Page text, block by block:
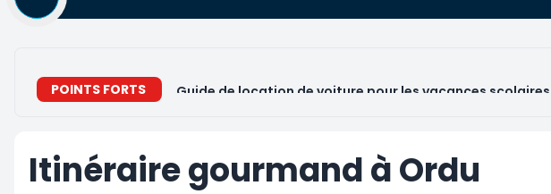
POINTS FORTS Guide de location de voiture pour les vacances
Itinéraire gourmand à Ordu